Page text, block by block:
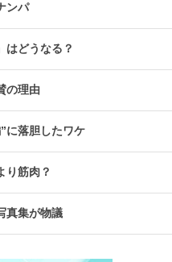
ンパ
はどうなる？
の理由
に落胆したワケ
り筋肉？
真集が物議